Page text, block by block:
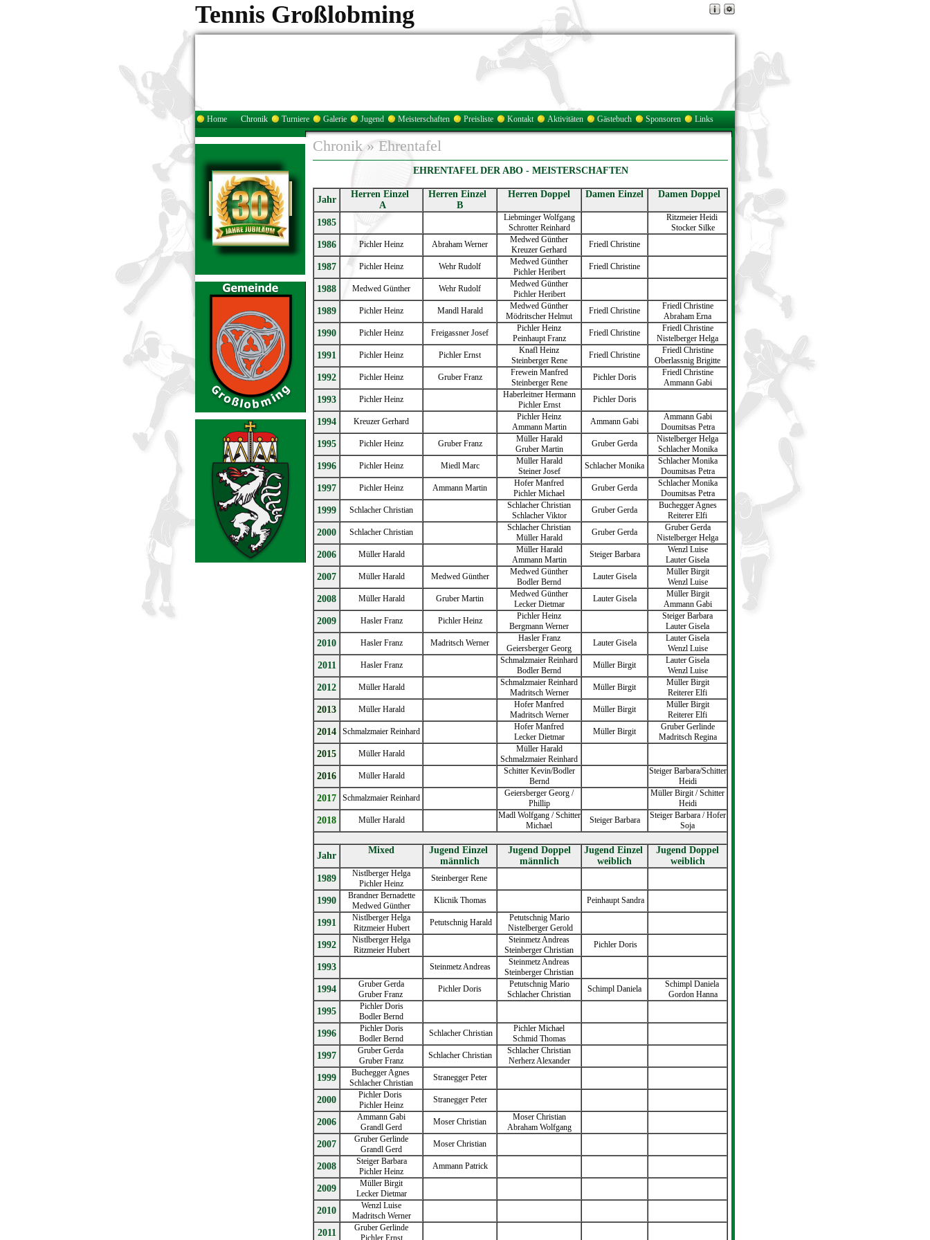
Tennis Großlobming
Home Chronik Turniere Galerie Jugend Meisterschaften Preisliste Kontakt Aktivitäten Gästebuch Sponsoren Links
Chronik » Ehrentafel
EHRENTAFEL DER ABO - MEISTERSCHAFTEN
Jahr
Herren Einzel
A
Herren Einzel
B
Herren Doppel Damen Einzel Damen Doppel
1985
Liebminger Wolfgang
Schrotter Reinhard
Ritzmeier Heidi
Stocker Silke
1986 Pichler Heinz Abraham Werner
Medwed Günther
Kreuzer Gerhard
Friedl Christine
1987 Pichler Heinz Wehr Rudolf
Medwed Günther
Pichler Heribert
Friedl Christine
1988 Medwed Günther Wehr Rudolf
Medwed Günther
Pichler Heribert
1989 Pichler Heinz Mandl Harald
Medwed Günther
Mödritscher Helmut
Friedl Christine
Friedl Christine
Abraham Erna
1990 Pichler Heinz Freigassner Josef
Pichler Heinz
Peinhaupt Franz
Friedl Christine
Friedl Christine
Nistelberger Helga
1991 Pichler Heinz Pichler Ernst
Knafl Heinz
Steinberger Rene
Friedl Christine
Friedl Christine
Oberlassnig Brigitte
1992 Pichler Heinz Gruber Franz
Frewein Manfred
Steinberger Rene
Pichler Doris
Friedl Christine
Ammann Gabi
1993 Pichler Heinz
Haberleitner Hermann
Pichler Ernst
Pichler Doris
1994 Kreuzer Gerhard
Pichler Heinz
Ammann Martin
Ammann Gabi
Ammann Gabi
Doumitsas Petra
1995 Pichler Heinz Gruber Franz
Müller Harald
Gruber Martin
Gruber Gerda
Nistelberger Helga
Schlacher Monika
1996 Pichler Heinz Miedl Marc
Müller Harald
Steiner Josef
Schlacher Monika
Schlacher Monika
Doumitsas Petra
1997 Pichler Heinz Ammann Martin
Hofer Manfred
Pichler Michael
Gruber Gerda
Schlacher Monika
Doumitsas Petra
1999 Schlacher Christian
Schlacher Christian
Schlacher Viktor
Gruber Gerda
Buchegger Agnes
Reiterer Elfi
2000 Schlacher Christian
Schlacher Christian
Müller Harald
Gruber Gerda
Gruber Gerda
Nistelberger Helga
2006 Müller Harald
Müller Harald
Ammann Martin
Steiger Barbara
Wenzl Luise
Lauter Gisela
2007 Müller Harald Medwed Günther
Medwed Günther
Bodler Bernd
Lauter Gisela
Müller Birgit
Wenzl Luise
2008 Müller Harald Gruber Martin
Medwed Günther
Lecker Dietmar
Lauter Gisela
Müller Birgit
Ammann Gabi
2009 Hasler Franz Pichler Heinz
Pichler Heinz
Bergmann Werner
Steiger Barbara
Lauter Gisela
2010 Hasler Franz Madritsch Werner
Hasler Franz
Geiersberger Georg
Lauter Gisela
Lauter Gisela
Wenzl Luise
2011 Hasler Franz
Schmalzmaier Reinhard
Bodler Bernd
Müller Birgit
Lauter Gisela
Wenzl Luise
2012 Müller Harald
Schmalzmaier Reinhard
Madritsch Werner
Müller Birgit
Müller Birgit
Reiterer Elfi
2013 Müller Harald
Hofer Manfred
Madritsch Werner
Müller Birgit
Müller Birgit
Reiterer Elfi
2014 Schmalzmaier Reinhard
Hofer Manfred
Lecker Dietmar
Müller Birgit
Gruber Gerlinde
Madritsch Regina
2015 Müller Harald
Müller Harald
Schmalzmaier Reinhard
2016 Müller Harald
Schitter Kevin/Bodler
Bernd
Steiger Barbara/Schitter
Heidi
2017 Schmalzmaier Reinhard
Geiersberger Georg /
Phillip
Müller Birgit / Schitter
Heidi
2018 Müller Harald
Madl Wolfgang / Schitter
Michael
Steiger Barbara
Steiger Barbara / Hofer
Soja
Jahr
Mixed
Jugend Einzel
männlich
Jugend Doppel
männlich
Jugend Einzel
weiblich
Jugend Doppel
weiblich
1989
Nistlberger Helga
Pichler Heinz
Steinberger Rene
1990
Brandner Bernadette
Medwed Günther
Klicnik Thomas Peinhaupt Sandra
1991
Nistlberger Helga
Ritzmeier Hubert
Petutschnig Harald
Petutschnig Mario
Nistelberger Gerold
1992
Nistlberger Helga
Ritzmeier Hubert
Steinmetz Andreas
Steinberger Christian
Pichler Doris
1993 Steinmetz Andreas
Steinmetz Andreas
Steinberger Christian
1994
Gruber Gerda
Gruber Franz
Pichler Doris
Petutschnig Mario
Schlacher Christian
Schimpl Daniela
Schimpl Daniela
Gordon Hanna
1995
Pichler Doris
Bodler Bernd
1996
Pichler Doris
Bodler Bernd
Schlacher Christian
Pichler Michael
Schmid Thomas
1997
Gruber Gerda
Gruber Franz
Schlacher Christian
Schlacher Christian
Nerherz Alexander
1999
Buchegger Agnes
Schlacher Christian
Stranegger Peter
2000
Pichler Doris
Pichler Heinz
Stranegger Peter
2006
Ammann Gabi
Grandl Gerd
Moser Christian
Moser Christian
Abraham Wolfgang
2007
Gruber Gerlinde
Grandl Gerd
Moser Christian
2008
Steiger Barbara
Pichler Heinz
Ammann Patrick
2009
Müller Birgit
Lecker Dietmar
2010
Wenzl Luise
Madritsch Werner
2011
Gruber Gerlinde
Pichler Ernst